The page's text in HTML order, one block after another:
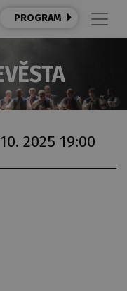
PROGRAM
2025 19:00